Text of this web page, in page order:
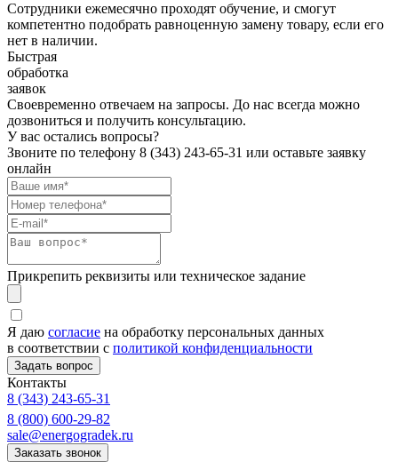
Сотрудники ежемесячно проходят обучение, и смогут
компетентно подобрать равноценную замену товару, если его
нет в наличии.
Быстрая
обработка
заявок
Своевременно отвечаем на запросы. До нас всегда можно
дозвониться и получить консультацию.
У вас остались вопросы?
Звоните по телефону 8 (343) 243-65-31 или оставьте заявку
онлайн
Прикрепить реквизиты или техническое задание
Я даю согласие на обработку персональных данных
в соответствии с политикой конфиденциальности
Контакты
8 (343) 243-65-31
8 (800) 600-29-82
sale@energogradek.ru